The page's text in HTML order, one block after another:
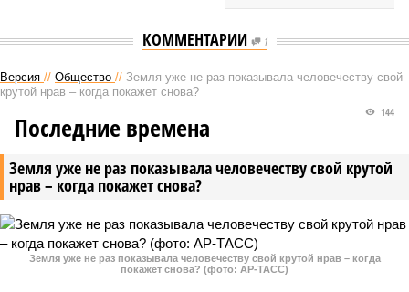
КОММЕНТАРИИ 1
Версия // Общество // Земля уже не раз показывала человечеству свой
крутой нрав – когда покажет снова?
Земля уже не раз показывала человечеству свой крутой
нрав – когда покажет снова?
144
Последние времена
Земля уже не раз показывала человечеству свой крутой нрав – когда
покажет снова? (фото: АР-ТАСС)